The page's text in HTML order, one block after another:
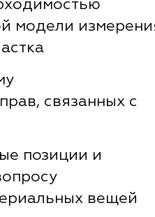
модели
связанных с
позиции и
вещей